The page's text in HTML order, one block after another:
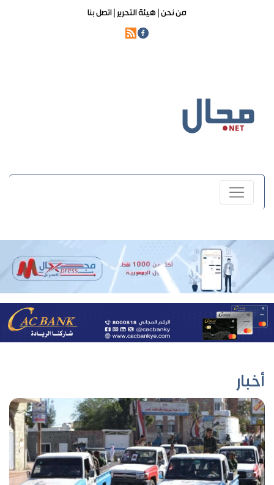
من نحن | هيئة التحرير | اتصل بنا
أخبار